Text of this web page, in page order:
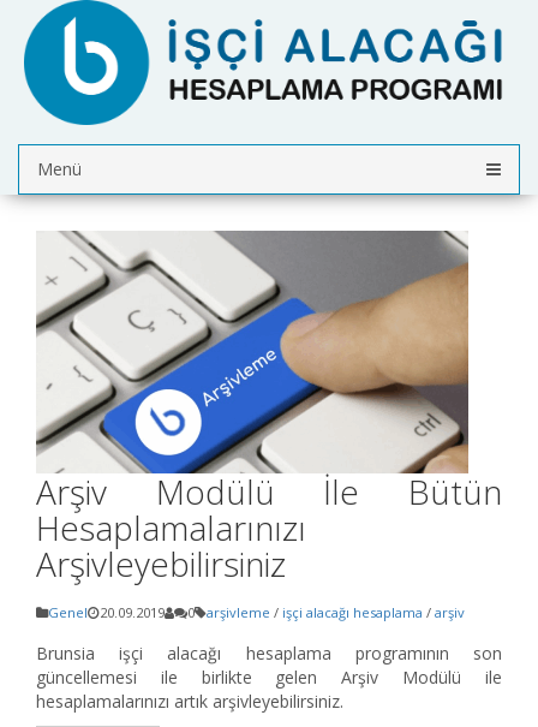
Menü
Arşiv Modülü İle Bütün
Hesaplamalarınızı
Arşivleyebilirsiniz
Genel 20.09.2019 0 arşivleme / işçi alacağı hesaplama / arşiv
Brunsia işçi alacağı hesaplama programının son
güncellemesi ile birlikte gelen Arşiv Modülü ile
hesaplamalarınızı artık arşivleyebilirsiniz.